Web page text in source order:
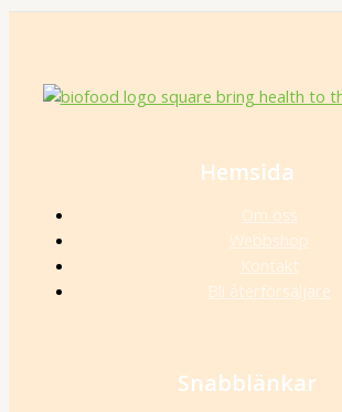
Hemsida
Om oss
Webbshop
Kontakt
Bli återförsäljare
Snabblänkar